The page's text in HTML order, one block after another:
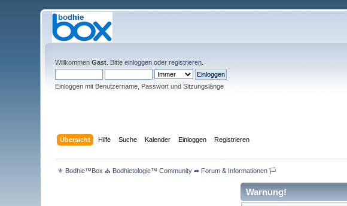
WillkommenGast . Bitteeinloggen oderregistrieren
Einloggen mit Benutzername, Passwort und Sitzungslänge
Übersicht Hilfe Suche Kalender Einloggen Registrieren
⚜ Bodhie™Box ⛪ Bodhietologie™ Community ➦ Forum & Informationen 🏳
Warnung!